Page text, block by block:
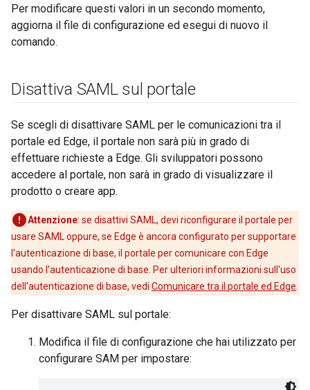
Per modificare questi valori in un secondo momento,
aggiorna il file di configurazione ed esegui di nuovo il
comando.
Disattiva SAML sul portale
Se scegli di disattivare SAML per le comunicazioni tra il
portale ed Edge, il portale non sarà più in grado di
effettuare richieste a Edge. Gli sviluppatori possono
accedere al portale, non sarà in grado di visualizzare il
prodotto o creare app.
Attenzione: se disattivi SAML, devi riconfigurare il portale per
usare SAML oppure, se Edge è ancora configurato per supportare
l'autenticazione di base, il portale per comunicare con Edge
usando l'autenticazione di base. Per ulteriori informazioni sull'uso
dell'autenticazione di base, vedi Comunicare tra il portale ed Edge.
Per disattivare SAML sul portale:
Modifica il file di configurazione che hai utilizzato per
configurare SAM per impostare: